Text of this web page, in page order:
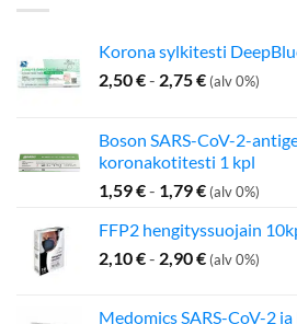
Korona sylkitesti
2,50€- 2,75€ (alv 0%)
Boson SARS-CoV-2-
koronakotitesti 1 kpl
1,59€- 1,79€ (alv 0%)
FFP2 hengityssuojain
2,10€- 2,90€ (alv 0%)
Medomics SARS-CoV-2